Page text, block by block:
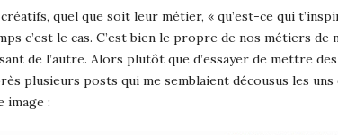
quel que soit leur métier, « qu’est-ce qui
c’est le cas. C’est bien le propre de nos métiers
de l’autre. Alors plutôt que d’essayer de mettre
plusieurs posts qui me semblaient décousus les
image :